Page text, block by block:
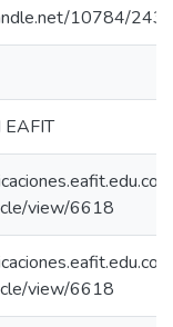
10784/
EAFIT
view/6618
view/6618